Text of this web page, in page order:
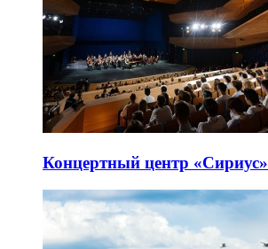
Концертный центр «Сириус»